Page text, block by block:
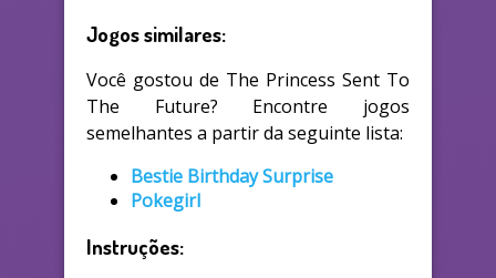
Jogos similares:
Você gostou de The Princess Sent To
The Future? Encontre jogos
semelhantes a partir da seguinte lista:
Bestie Birthday Surprise
Pokegirl
Instruções: